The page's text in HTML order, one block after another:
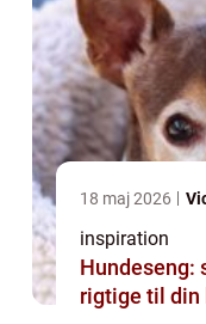
18 maj 2026
inspiration
Hundeseng:
rigtige til din